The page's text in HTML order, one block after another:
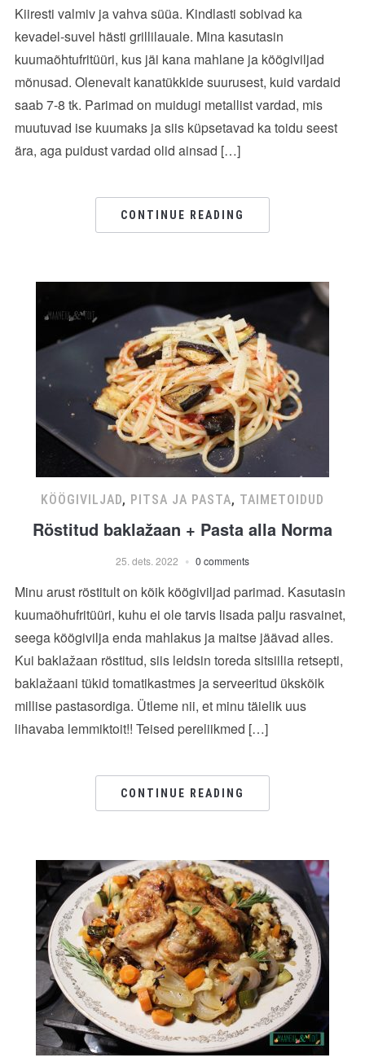
Kiiresti valmiv ja vahva süüa. Kindlasti sobivad ka
kevadel-suvel hästi grillilauale. Mina kasutasin
kuumaõhtufritüüri, kus jäi kana mahlane ja köögiviljad
mõnusad. Olenevalt kanatükkide suurusest, kuid vardaid
saab 7-8 tk. Parimad on muidugi metallist vardad, mis
muutuvad ise kuumaks ja siis küpsetavad ka toidu seest
ära, aga puidust vardad olid ainsad […]
CONTINUE READING
KÖÖGIVILJAD, PITSA JA PASTA, TAIMETOIDUD
Röstitud baklažaan + Pasta alla Norma
25. dets. 2022 0 comments
Minu arust röstitult on kõik köögiviljad parimad. Kasutasin
kuumaõhufritüüri, kuhu ei ole tarvis lisada palju rasvainet,
seega köögivilja enda mahlakus ja maitse jäävad alles.
Kui baklažaan röstitud, siis leidsin toreda sitsiilia retsepti,
baklažaani tükid tomatikastmes ja serveeritud ükskõik
millise pastasordiga. Ütleme nii, et minu täielik uus
lihavaba lemmiktoit!! Teised pereliikmed […]
CONTINUE READING